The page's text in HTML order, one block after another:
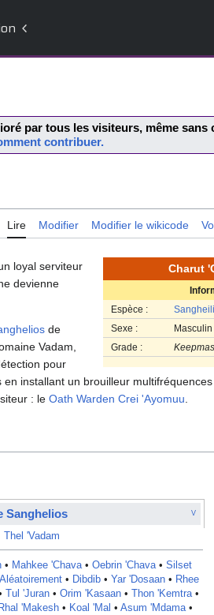
par tous les visiteurs, même sans
contribuer.
Lire Modifier Modifier le wikicode
Charut
Espèce :
Sangheili
Sexe :
Masculin
Grade :
loyal serviteur
devienne
de
Vadam,
pour
en installant un brouilleur
: le Oath Warden Crei 'Ayomuu
V
Sanghelios
Thel 'Vadam
• Mahkee 'Chava• Oebrin 'Chava• Silset
• Dibdib • Yar 'Dosaan • Rhee
Tul 'Juran • Orim 'Kasaan • Thon 'Kemtra•
Rhal 'Makesh • Koal 'Mal • Asum 'Mdama•